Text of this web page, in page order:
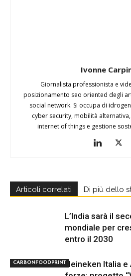
Ivonne
Giornalista professionista e
posizionamento seo oriented degli
social network. Si occupa di
cyber security, mobilità
internet of things e gestione
Articoli correlati Di più dello
CARBONFOODPRINT
L’India sarà il
mondiale per
entro il 2030
Heineken Italia